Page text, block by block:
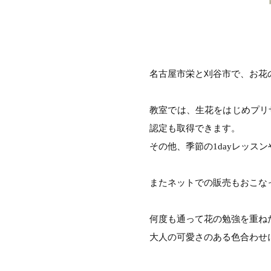
名古屋市栄と刈谷市で、お
教室では、生花をはじめプ
認定も取得できます。
その他、季節の1dayレッス
またネットでの販売もおこ
何度も通って花の勉強を重
大人の可愛さのある色合わ